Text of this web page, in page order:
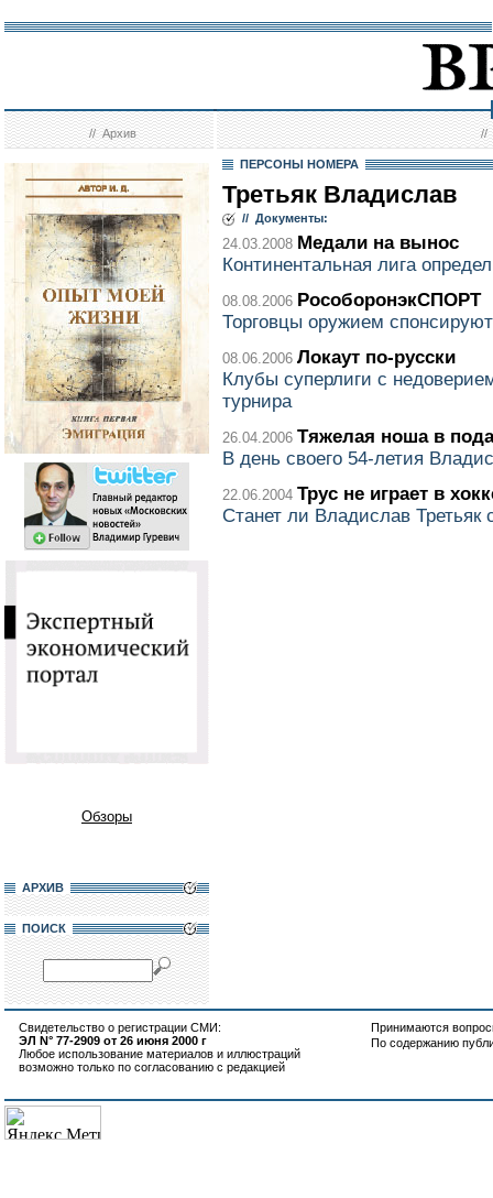
//Архив //
Обзоры
АРХИВ
ПОИСК
ПЕРСОНЫ НОМЕРА
Третьяк Владислав
// Документы:
24.03.2008 Медали на вынос
Континентальная лига
08.08.2006 РособоронэкСПОРТ
Торговцы оружием
08.06.2006 Локаут по-русски
Клубы суперлиги с
турнира
26.04.2006 Тяжелая ноша в
В день своего 54-летия
22.06.2004 Трус не играет в
Станет ли Владислав Третьяк
Свидетельство о регистрации СМИ:
ЭЛ N° 77-2909 от 26 июня 2000 г
Любое использование материалов и иллюстраций
возможно только по согласованию с редакцией
Принимаются
По содержанию